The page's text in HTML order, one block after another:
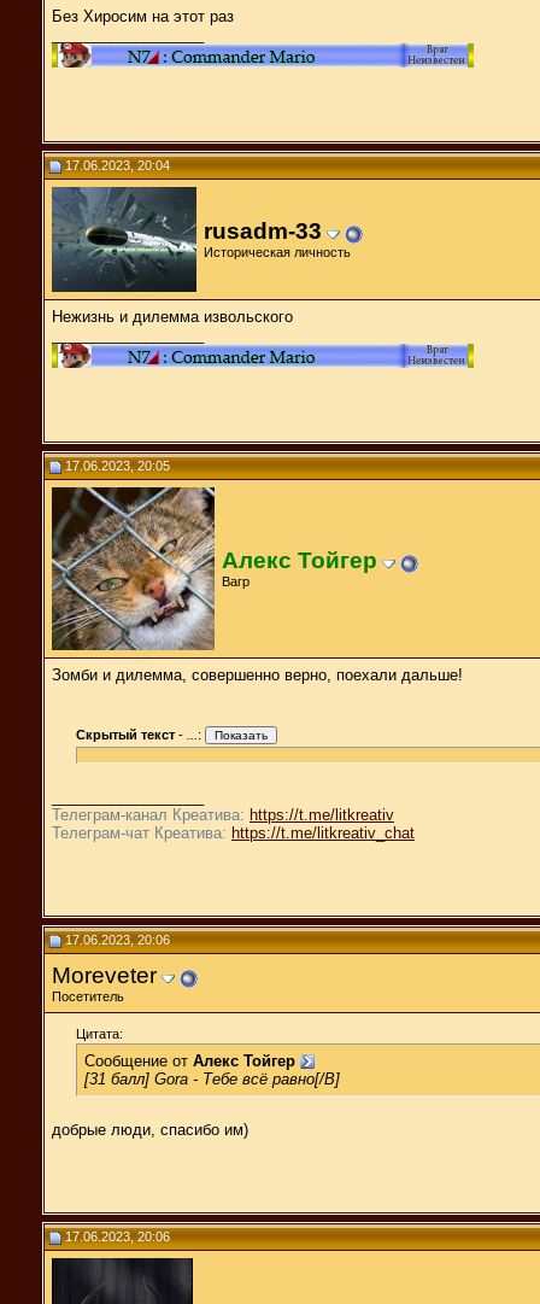
Без Хиросим на этот раз
17.06.2023, 20:04
rusadm-33
Историческая личность
Нежизнь и дилемма извольского
17.06.2023, 20:05
Алекс Тойгер
Вагр
Зомби и дилемма, совершенно верно, поехали дальше!
Скрытый текст - :
Телеграм-канал Креатива: https://t.me/litkreativ
Телеграм-чат Креатива: https://t.me/litkreativ_chat
17.06.2023, 20:06
Moreveter
Посетитель
Цитата:
Сообщение от Алекс Тойгер
[31 балл] Gora - Тебе всё равно[/B]
добрые люди, спасибо им)
17.06.2023, 20:06